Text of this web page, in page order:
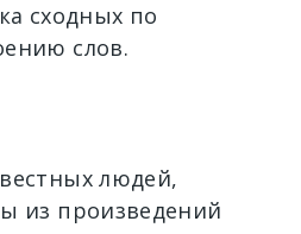
сходных по
слов.
людей,
из произведений